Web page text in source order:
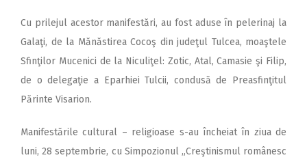
Cu prilejul acestor manifestări, au fost aduse în pelerinaj la
Galaţi, de la Mănăstirea Cocoş din judeţul Tulcea, moaştele
Sfinţilor Mucenici de la Niculiţel: Zotic, Atal, Camasie şi Filip,
de o delegaţie a Eparhiei Tulcii, condusă de Preasfinţitul
Părinte Visarion.
Manifestările cultural – religioase s-au încheiat în ziua de
luni, 28 septembrie, cu Simpozionul „Creştinismul românesc